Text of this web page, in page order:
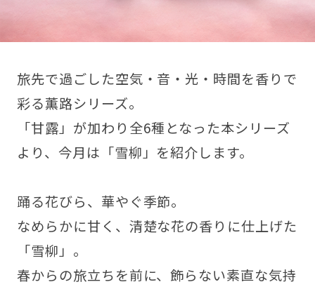
旅先で過ごした空気・音・光・時間を香りで
彩る薫路シリーズ。
「甘露」が加わり全6種となった本シリーズ
より、今月は「雪柳」を紹介します。
踊る花びら、華やぐ季節。
なめらかに甘く、清楚な花の香りに仕上げた
「雪柳」。
春からの旅立ちを前に、飾らない素直な気持